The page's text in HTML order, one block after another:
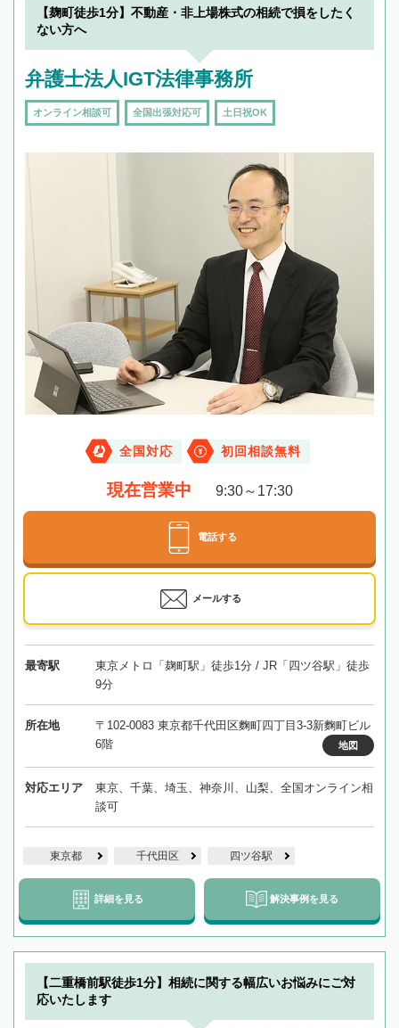
【麹町徒歩1分】不動産・非上場株式の相続で損をしたく
ない方へ
弁護士法人IGT法律事務所
オンライン相談可 全国出張対応可 土日祝OK
全国対応 初回相談無料
現在営業中 9:30～17:30
電話する
メールする
最寄駅
東京メトロ「麹町駅」徒歩1分 / JR「四ツ谷駅」徒歩
9分
所在地
〒102-0083 東京都千代田区麴町四丁目3-3新麴町ビル
6階
地図
対応エリア
東京、千葉、埼玉、神奈川、山梨、全国オンライン相
談可
東京都 千代田区 四ツ谷駅
詳細を見る 解決事例を見る
【二重橋前駅徒歩1分】相続に関する幅広いお悩みにご対
応いたします